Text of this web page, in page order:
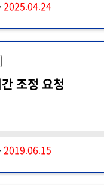
2025.04.24
조정 요청
2019.06.15